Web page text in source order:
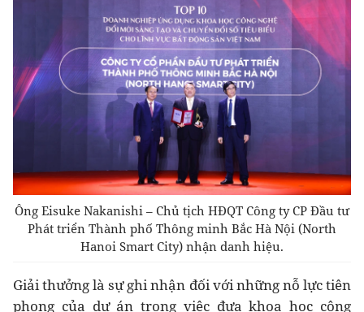
Ông Eisuke Nakanishi – Chủ tịch HĐQT Công ty CP Đầu tư
Phát triển Thành phố Thông minh Bắc Hà Nội (North
Hanoi Smart City) nhận danh hiệu.
Giải thưởng là sự ghi nhận đối với những nỗ lực tiên
phong của dự án trong việc đưa khoa học công